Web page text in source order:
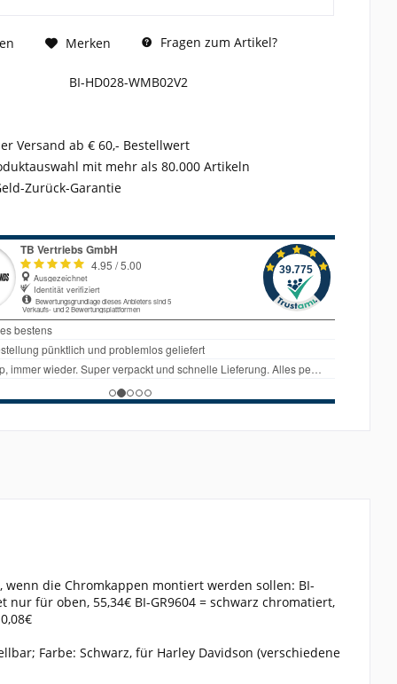
Merken Fragen zum Artikel?
BI-HD028-WMB02V2
Versand ab € 60,- Bestellwert
mit mehr als 80.000 Artikeln
Zurück-Garantie
die Chromkappen montiert werden sollen: BI-
nur für oben, 55,34€ BI-GR9604 = schwarz chromatiert,
Farbe: Schwarz, für Harley Davidson (verschiedene